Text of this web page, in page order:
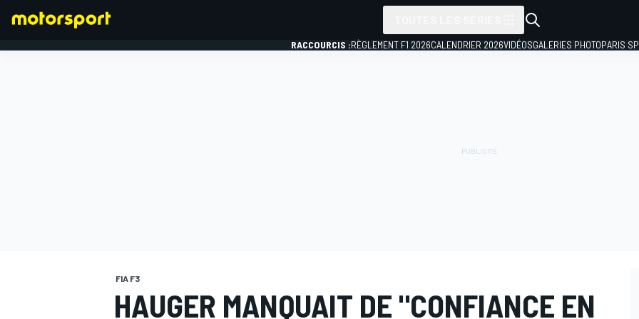
RACCOURCIS :RÈGLEMENT F1 2026CALENDRIER 2026VIDÉOSGALERIES PHOTOPARIS
FIA F3
HAUGER MANQUAIT DE "CONFIANCE EN